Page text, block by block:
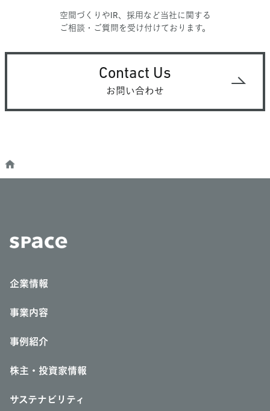
空間づくりやIR、採用など当社に関する
ご相談・ご質問を受け付けております。
Contact Us
お問い合わせ
企業情報
事業内容
事例紹介
株主・投資家情報
サステナビリティ